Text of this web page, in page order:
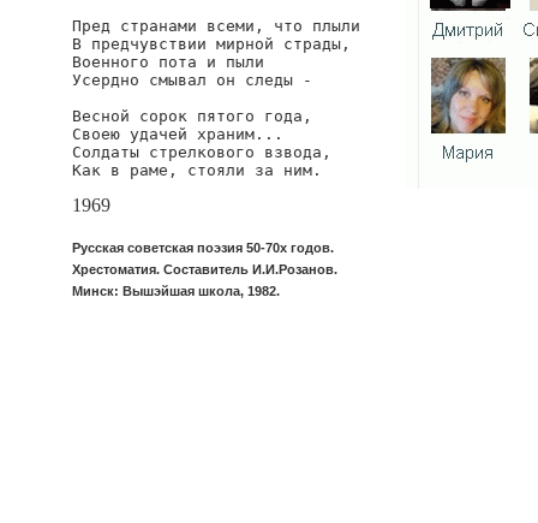
Пред странами всеми, что плыли
В предчувствии мирной страды,
Военного пота и пыли
Усердно смывал он следы -
Весной сорок пятого года,
Своею удачей храним...
Солдаты стрелкового взвода,
Как в раме, стояли за ним.
1969
Русская советская поэзия 50-70х годов.
Хрестоматия. Составитель И.И.Розанов.
Минск: Вышэйшая школа, 1982.